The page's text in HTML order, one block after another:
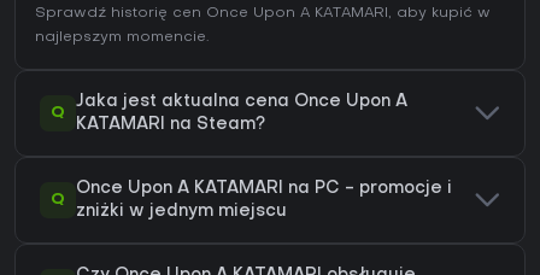
Sprawdź historię cen Once Upon A KATAMARI , aby kupić w
najlepszym momencie.
Q
Jaka jest aktualna cena Once Upon A
KATAMARI na Steam?
Q
Once Upon A KATAMARI na PC - promocje i
zniżki w jednym miejscu